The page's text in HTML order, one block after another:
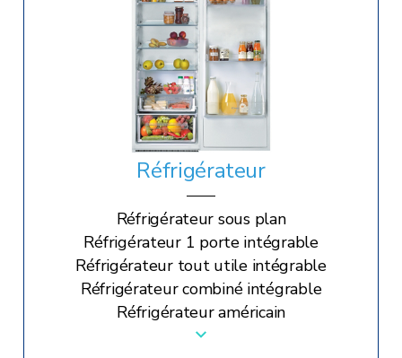
Réfrigérateur
Réfrigérateur sous plan
Réfrigérateur 1 porte intégrable
Réfrigérateur tout utile intégrable
Réfrigérateur combiné intégrable
Réfrigérateur américain